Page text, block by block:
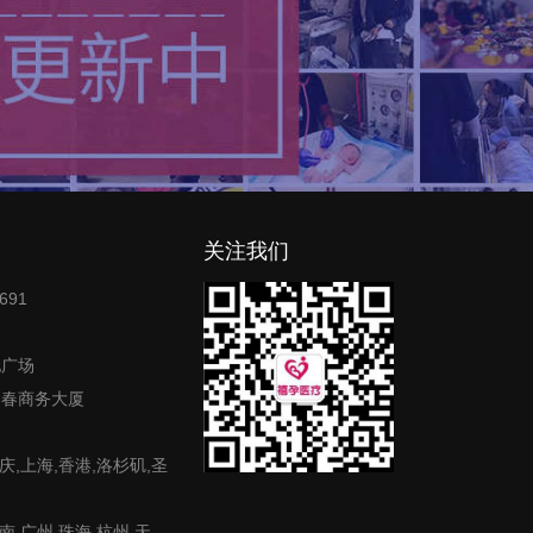
场
商务大厦
,上海,香港,洛杉矶,圣
关注我们